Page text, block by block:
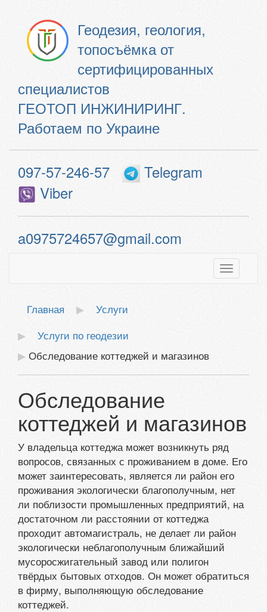
Геодезия, геология,
топосъёмка от
сертифицированных
специалистов
ГЕОТОП ИНЖИНИРИНГ.
Работаем по Украине
097-57-246-57
Telegram
Viber
a0975724657@gmail.com
Toggle
Главная
Услуги
Услуги по геодезии
Обследование коттеджей и магазинов
Обследование
коттеджей и магазинов
У владельца коттеджа может возникнуть ряд
вопросов, связанных с проживанием в доме. Его
может заинтересовать, является ли район его
проживания экологически благополучным, нет
ли поблизости промышленных предприятий, на
достаточном ли расстоянии от коттеджа
проходит автомагистраль, не делает ли район
экологически неблагополучным ближайший
мусоросжигательный завод или полигон
твёрдых бытовых отходов. Он может обратиться
в фирму, выполняющую обследование
коттеджей.